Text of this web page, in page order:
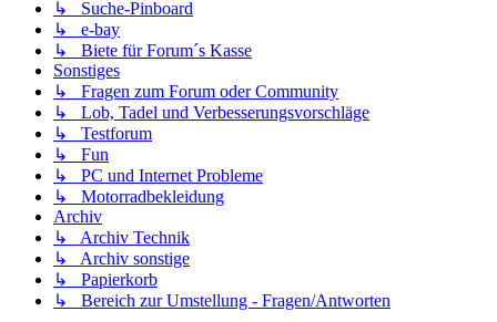
↳ Suche-Pinboard
↳ e-bay
↳ Biete für Forum´s Kasse
Sonstiges
↳ Fragen zum Forum oder Community
↳ Lob, Tadel und Verbesserungsvorschläge
↳ Testforum
↳ Fun
↳ PC und Internet Probleme
↳ Motorradbekleidung
Archiv
↳ Archiv Technik
↳ Archiv sonstige
↳ Papierkorb
↳ Bereich zur Umstellung - Fragen/Antworten